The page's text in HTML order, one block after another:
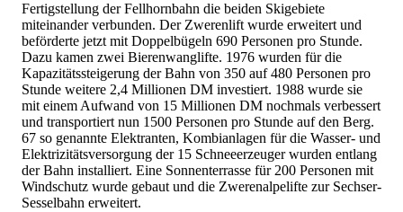
Fertigstellung der Fellhornbahn die beiden Skigebiete
miteinander verbunden. Der Zwerenlift wurde erweitert und
beförderte jetzt mit Doppelbügeln 690 Personen pro Stunde.
Dazu kamen zwei Bierenwanglifte. 1976 wurden für die
Kapazitätssteigerung der Bahn von 350 auf 480 Personen pro
Stunde weitere 2,4 Millionen DM investiert. 1988 wurde sie
mit einem Aufwand von 15 Millionen DM nochmals verbessert
und transportiert nun 1500 Personen pro Stunde auf den Berg.
67 so genannte Elektranten, Kombianlagen für die Wasser- und
Elektrizitätsversorgung der 15 Schneeerzeuger wurden entlang
der Bahn installiert. Eine Sonnenterrasse für 200 Personen mit
Windschutz wurde gebaut und die Zwerenalpelifte zur Sechser-
Sesselbahn erweitert.